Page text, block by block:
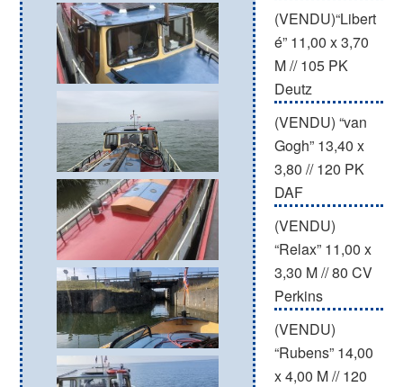
(VENDU)“Libert
é” 11,00 x 3,70
M // 105 PK
Deutz
(VENDU) “van
Gogh” 13,40 x
3,80 // 120 PK
DAF
(VENDU)
“Relax” 11,00 x
3,30 M // 80 CV
Perkins
(VENDU)
“Rubens” 14,00
x 4,00 M // 120